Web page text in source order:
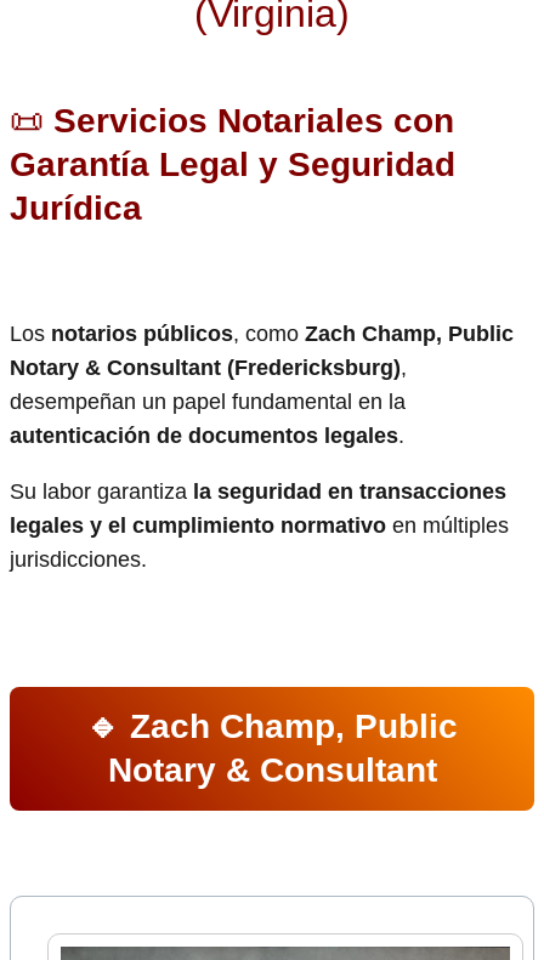
(Virginia)
📜 Servicios Notariales con
Garantía Legal y Seguridad
Jurídica
Los notarios públicos, como Zach Champ, Public
Notary & Consultant (Fredericksburg),
desempeñan un papel fundamental en la
autenticación de documentos legales.
Su labor garantiza la seguridad en transacciones
legales y el cumplimiento normativo en múltiples
jurisdicciones.
🔹 Zach Champ, Public
Notary & Consultant